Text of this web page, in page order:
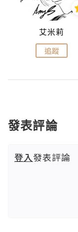
艾米莉
追蹤
發表評論
登入發表評論